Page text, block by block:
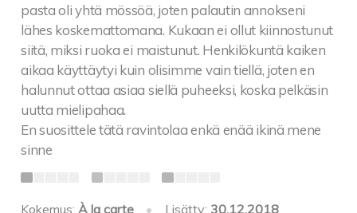
pasta oli yhtä mössöä, joten palautin annokseni
lähes koskemattomana. Kukaan ei ollut kiinnostunut
siitä, miksi ruoka ei maistunut. Henkilökuntä kaiken
aikaa käyttäytyi kuin olisimme vain tiellä, joten en
halunnut ottaa asiaa siellä puheeksi, koska pelkäsin
uutta mielipahaa.
En suosittele tätä ravintolaa enkä enää ikinä mene
sinne
Kokemus:À la carte • Lisätty: 30.12.2018